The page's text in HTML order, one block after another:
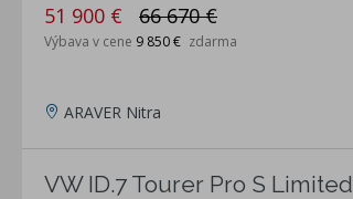
51 900 € 66 670 €
Výbava v cene 9 850 € zdarma
ARAVER Nitra
VW ID.7 Tourer Pro S Limited